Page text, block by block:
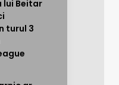
lui Beitar
turul 3